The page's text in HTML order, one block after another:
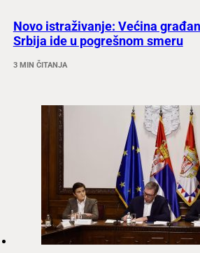
Novo istraživanje: Većina
Srbija ide u pogrešnom smeru
3 MIN ČITANJA